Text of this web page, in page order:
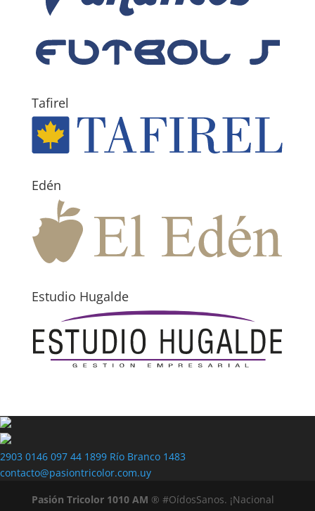
Tafirel
Edén
Estudio Hugalde
2903 0146 097 44 1899 Río Branco 1483
contacto@pasiontricolor.com.uy
Pasión Tricolor 1010 AM ® #OídosSanos. ¡Nacional